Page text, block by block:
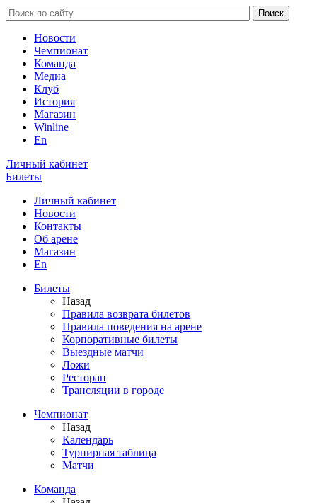
Новости
Чемпионат
Команда
Медиа
Клуб
История
Магазин
Winline
En
Личный кабинет
Билеты
Личный кабинет
Новости
Контакты
Об арене
Магазин
En
Билеты
Назад
Правила возврата билетов
Правила поведения на арене
Корпоративные билеты
Выездные матчи
Ложи
Ресторан
Трансляции в городе
Чемпионат
Назад
Календарь
Турнирная таблица
Матчи
Команда